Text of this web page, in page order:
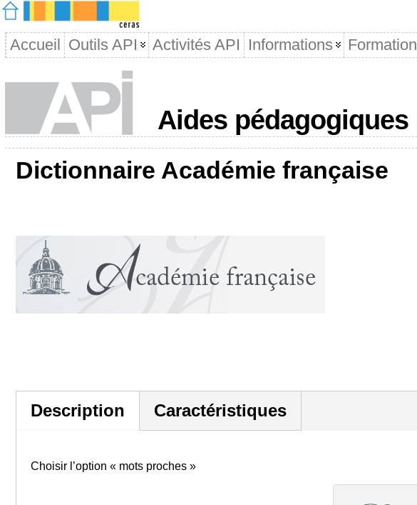
Accueil Outils API Activités API Informations
Aides
Dictionnaire Académie française
Description Caractéristiques
Choisir l’option « mots proches »